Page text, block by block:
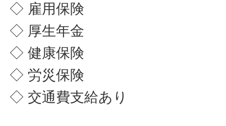
◇ 雇用保険
◇ 厚生年金
◇ 健康保険
◇ 労災保険
◇ 交通費支給あり